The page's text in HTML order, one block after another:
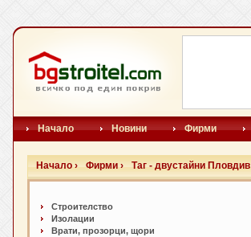
Начало Новини Фирми
Начало › Фирми › Таг - двустайни Пловдив
Строителство
Изолации
Врати, прозорци, щори